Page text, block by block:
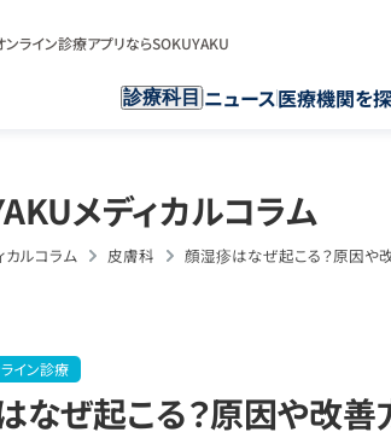
ンライン診療アプリならSOKUYAKU
診療科目 ニュース医療機関を
メディカルコラム
カルコラム 皮膚科 顔湿疹はなぜ起こる？原因や
イン診療
なぜ起こる？原因や改善